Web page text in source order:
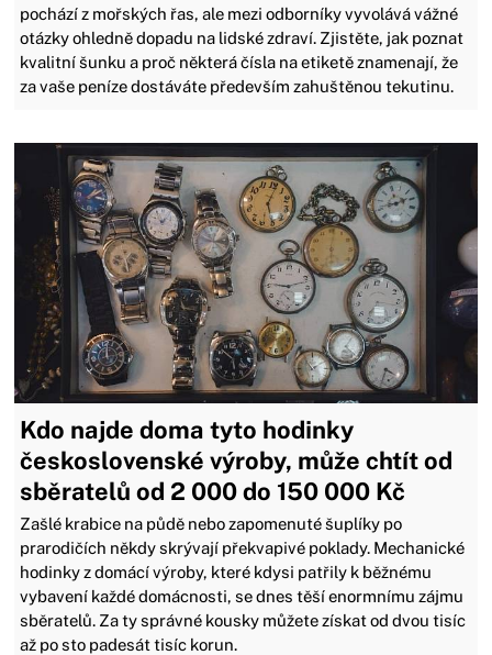
pochází z mořských řas, ale mezi odborníky vyvolává vážné
otázky ohledně dopadu na lidské zdraví. Zjistěte, jak poznat
kvalitní šunku a proč některá čísla na etiketě znamenají, že
za vaše peníze dostáváte především zahuštěnou tekutinu.
Kdo najde doma tyto hodinky
československé výroby, může chtít od
sběratelů od 2 000 do 150 000 Kč
Zašlé krabice na půdě nebo zapomenuté šuplíky po
prarodičích někdy skrývají překvapivé poklady. Mechanické
hodinky z domácí výroby, které kdysi patřily k běžnému
vybavení každé domácnosti, se dnes těší enormnímu zájmu
sběratelů. Za ty správné kousky můžete získat od dvou tisíc
až po sto padesát tisíc korun.